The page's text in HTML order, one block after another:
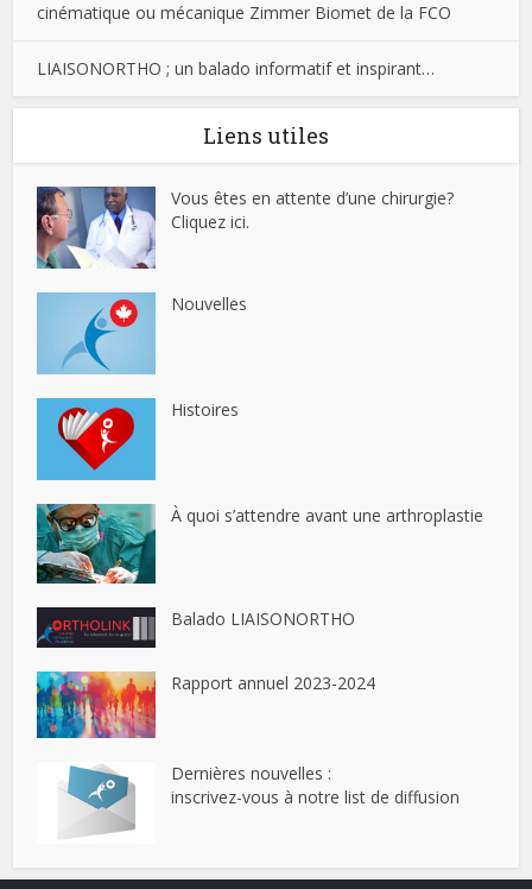
cinématique ou mécanique Zimmer Biomet de la FCO
LIAISONORTHO ; un balado informatif et inspirant…
Liens utiles
Vous êtes en attente d’une chirurgie?
Cliquez ici.
Nouvelles
Histoires
À quoi s’attendre avant une arthroplastie
Balado LIAISONORTHO
Rapport annuel 2023-2024
Dernières nouvelles :
inscrivez-vous à notre list de diffusion